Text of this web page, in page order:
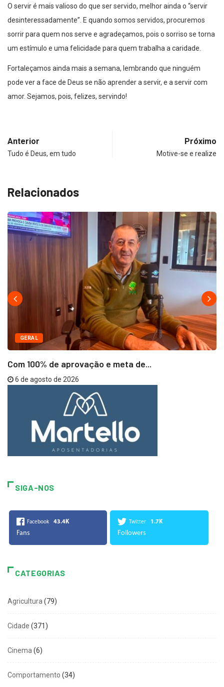
O servir é mais valioso do que ser servido, melhor ainda o “servir
desinteressadamente”. E quando somos servidos, procuremos
sorrir para quem nos serve e agradeçamos, pois o sorriso se torna
um estímulo e uma felicidade para quem trabalha a caridade.
Fortaleçamos ainda mais a semana, lembrando que ninguém
pode ver a face de Deus se não aprender a servir, e a servir com
amor. Sejamos, pois, felizes, servindo!
Anterior
Tudo é Deus, em tudo
Próximo
Motive-se e realize
Relacionados
GERAL
Com 100% de aprovação e meta de...
6 de agosto de 2026
SIGA-NOS
Facebook 43.4K
Fans
Twitter 1.7K
Followers
CATEGORIAS
Agricultura (79)
Cidade (371)
Cinema (6)
Comportamento (34)